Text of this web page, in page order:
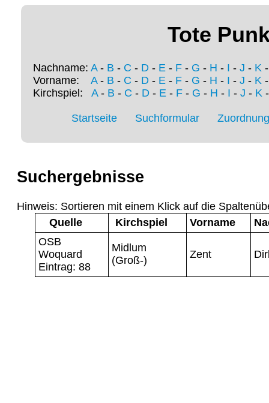
Tote
Nachname: A- B - C - D - E - F - G - H - I - J - K
Vorname: A- B - C - D - E - F - G - H - I - J - K
Kirchspiel: A- B - C - D- E- F- G - H - I - J - K
Startseite Suchformular
Suchergebnisse
Hinweis: Sortieren mit einem Klick auf die
Quelle
Kirchspiel Vorname
OSB
Woquard
Eintrag: 88
Midlum
(Groß-)
Zent